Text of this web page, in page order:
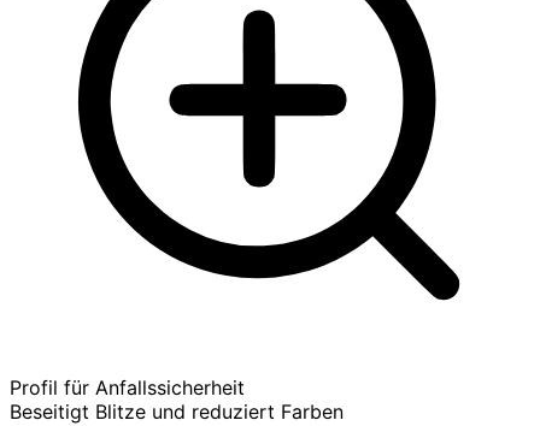
Profil für Anfallssicherheit
Beseitigt Blitze und reduziert Farben